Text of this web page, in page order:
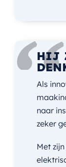
HIJ
Als
naar
zeker
Met